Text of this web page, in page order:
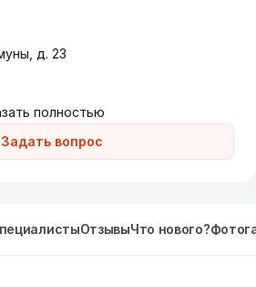
Задать вопрос
д. 23
полностью
ОтзывыЧто нового?